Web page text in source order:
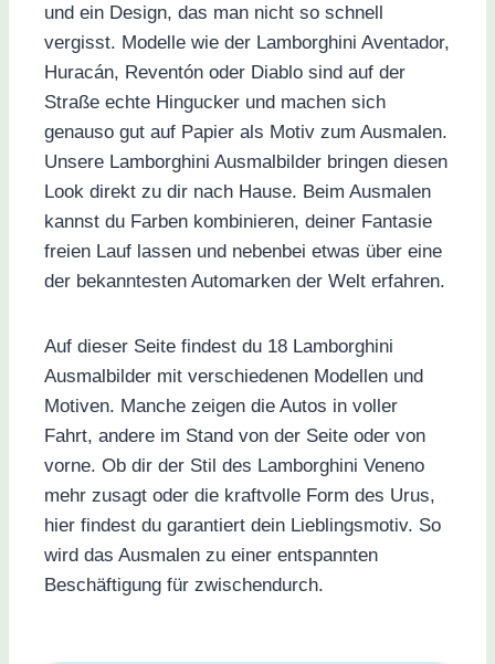
und ein Design, das man nicht so schnell
vergisst. Modelle wie der Lamborghini Aventador,
Huracán, Reventón oder Diablo sind auf der
Straße echte Hingucker und machen sich
genauso gut auf Papier als Motiv zum Ausmalen.
Unsere Lamborghini Ausmalbilder bringen diesen
Look direkt zu dir nach Hause. Beim Ausmalen
kannst du Farben kombinieren, deiner Fantasie
freien Lauf lassen und nebenbei etwas über eine
der bekanntesten Automarken der Welt erfahren.
Auf dieser Seite findest du 18 Lamborghini
Ausmalbilder mit verschiedenen Modellen und
Motiven. Manche zeigen die Autos in voller
Fahrt, andere im Stand von der Seite oder von
vorne. Ob dir der Stil des Lamborghini Veneno
mehr zusagt oder die kraftvolle Form des Urus,
hier findest du garantiert dein Lieblingsmotiv. So
wird das Ausmalen zu einer entspannten
Beschäftigung für zwischendurch.